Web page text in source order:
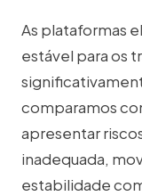
As plataformas
estável para os
comparamos
apresentar
inadequada,
estabilidade